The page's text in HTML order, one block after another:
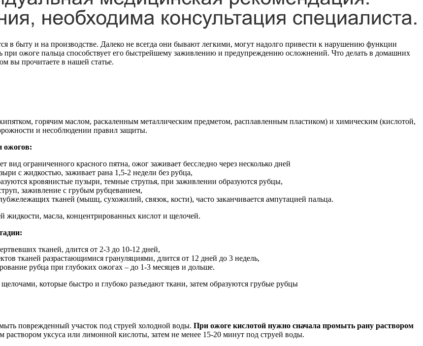
в быту и на производстве. Далеко не всегда они бывают легкими, могут надолго привести к нарушению функции
при ожоге пальца способствует его быстрейшему заживлению и предупреждению осложнений. Что делать в домашних
вы прочитаете в нашей статье.
горячим маслом, раскаленным металлическим предметом, расплавленным пластиком) и химическим (кислотой,
и несоблюдении правил защиты.
ожогов:
ограниченного красного пятна, ожог заживает бесследно через несколько дней
с жидкостью, заживает рана 1,5-2 недели без рубца,
кровянистые пузыри, темные струпья, при заживлении образуются рубцы,
заживление с грубым рубцеванием,
тканей (мышц, сухожилий, связок, кости), часто заканчивается ампутацией пальца.
жидкости, масла, концентрированных кислот и щелочей.
тканей, длится от 2-3 до 10-12 дней,
тканей разрастающимися грануляциями, длится от 12 дней до 3 недель,
рубца при глубоких ожогах – до 1-3 месяцев и дольше.
которые быстро и глубоко разъедают ткани, затем образуются грубые рубцы
поврежденный участок под струей холодной воды. При ожоге кислотой нужно сначала промыть рану раствором
уксуса или лимонной кислоты, затем не менее 15-20 минут под струей воды.